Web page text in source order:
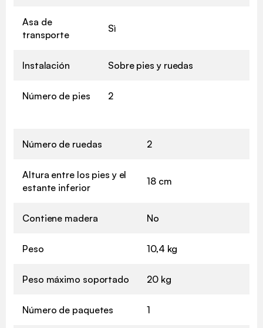
Asa de
transporte
Sì
Instalación Sobre pies y ruedas
Número de pies 2
Número de ruedas 2
Altura entre los pies y el
estante inferior
18 cm
Contiene madera No
Peso 10,4 kg
Peso máximo soportado 20 kg
Número de paquetes 1